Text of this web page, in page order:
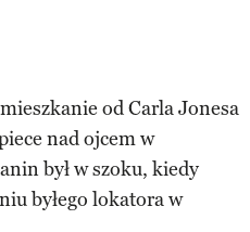
od Carla Jonesa
nad ojcem w
był w szoku, kiedy
byłego lokatora w